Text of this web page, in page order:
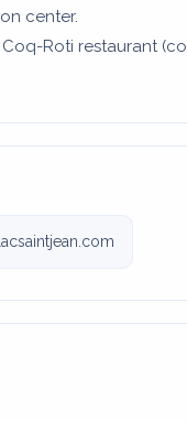
center.
Roti restaurant